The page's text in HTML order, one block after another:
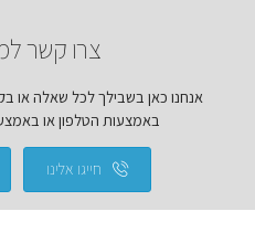
צרו קשר
אנחנו כאן בשבילך לכל שאלה או
באמצעות הטלפון או
חייגו אלינו